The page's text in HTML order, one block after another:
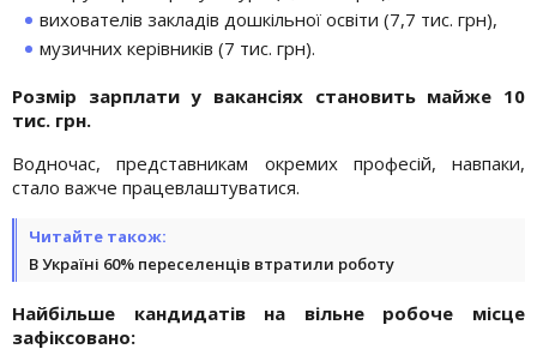
вихователів закладів дошкільної освіти (7,7 тис. грн),
музичних керівників (7 тис. грн).
Розмір зарплати у вакансіях становить майже 10
тис. грн.
Водночас, представникам окремих професій, навпаки,
стало важче працевлаштуватися.
Читайте також:
В Україні 60% переселенців втратили роботу
Найбільше кандидатів на вільне робоче місце
зафіксовано: